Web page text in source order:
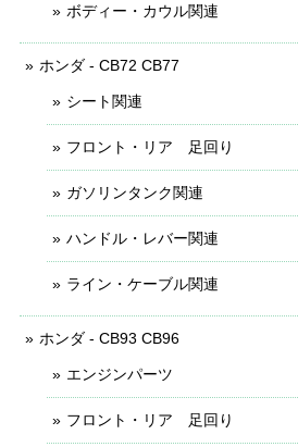
ボディー・カウル関連
ホンダ - CB72 CB77
シート関連
フロント・リア 足回り
ガソリンタンク関連
ハンドル・レバー関連
ライン・ケーブル関連
ホンダ - CB93 CB96
エンジンパーツ
フロント・リア 足回り